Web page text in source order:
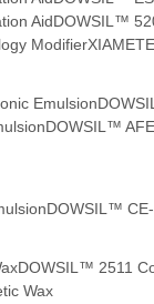
AidDOWSIL™
Modifier
Emulsion
DOWSIL™
DOWSIL™
DOWSIL™ 2511
Wax